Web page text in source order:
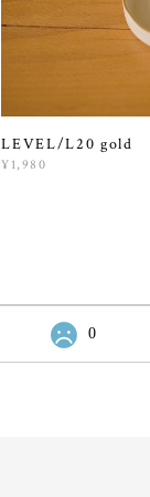
LEVEL/L20 gold
¥1,980
0